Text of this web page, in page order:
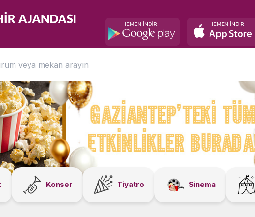
Konser Tiyatro Sinema